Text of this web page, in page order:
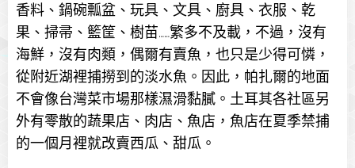
香料、鍋碗瓢盆、玩具、文具、廚具、衣服、乾
果、掃帚、籃筐、樹苗……繁多不及載，不過，沒有
海鮮，沒有肉類，偶爾有賣魚，也只是少得可憐，
從附近湖裡捕撈到的淡水魚。因此，帕扎爾的地面
不會像台灣菜市場那樣濕滑黏膩。土耳其各社區另
外有零散的蔬果店、肉店、魚店，魚店在夏季禁捕
的一個月裡就改賣西瓜、甜瓜。